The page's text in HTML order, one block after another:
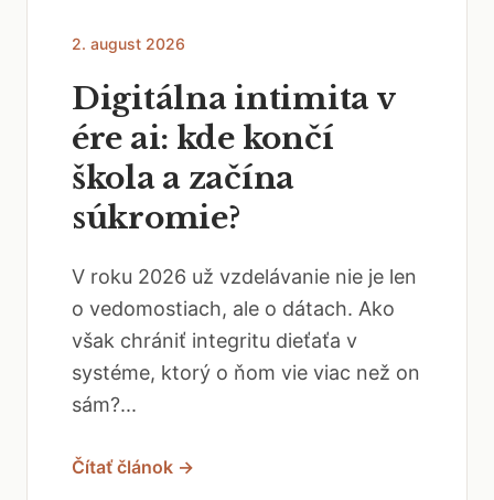
2. august 2026
Digitálna intimita v
ére ai: kde končí
škola a začína
súkromie?
V roku 2026 už vzdelávanie nie je len
o vedomostiach, ale o dátach. Ako
však chrániť integritu dieťaťa v
systéme, ktorý o ňom vie viac než on
sám?...
Čítať článok →